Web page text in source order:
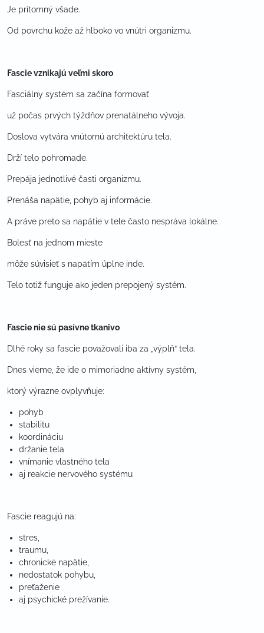
Je prítomný všade.
Od povrchu kože až hlboko vo vnútri organizmu.
Fascie vznikajú veľmi skoro
Fasciálny systém sa začína formovať
už počas prvých týždňov prenatálneho vývoja.
Doslova vytvára vnútornú architektúru tela.
Drží telo pohromade.
Prepája jednotlivé časti organizmu.
Prenáša napätie, pohyb aj informácie.
A práve preto sa napätie v tele často nespráva lokálne.
Bolesť na jednom mieste
môže súvisieť s napätím úplne inde.
Telo totiž funguje ako jeden prepojený systém.
Fascie nie sú pasívne tkanivo
Dlhé roky sa fascie považovali iba za „výplň“ tela.
Dnes vieme, že ide o mimoriadne aktívny systém,
ktorý výrazne ovplyvňuje:
pohyb
stabilitu
koordináciu
držanie tela
vnímanie vlastného tela
aj reakcie nervového systému
Fascie reagujú na:
stres,
traumu,
chronické napätie,
nedostatok pohybu,
preťaženie
aj psychické prežívanie.